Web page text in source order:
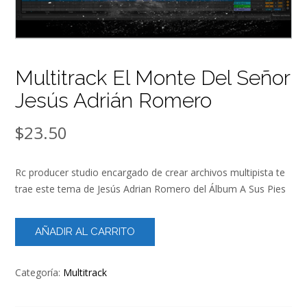
Multitrack El Monte Del Señor
Jesús Adrián Romero
$23.50
Rc producer studio encargado de crear archivos multipista te
trae este tema de Jesús Adrian Romero del Álbum A Sus Pies
Multitrack
Del
Señor
AÑADIR AL CARRITO
Categoría: Multitrack